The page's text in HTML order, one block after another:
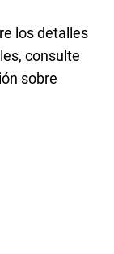
los detalles
consulte
sobre